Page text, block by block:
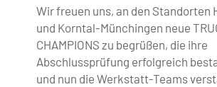
Wir freuen uns, an den Standorten
und Korntal-Münchingen neue
CHAMPIONS zu begrüßen, die ihre
Abschlussprüfung erfolgreich
und nun die Werkstatt-Teams